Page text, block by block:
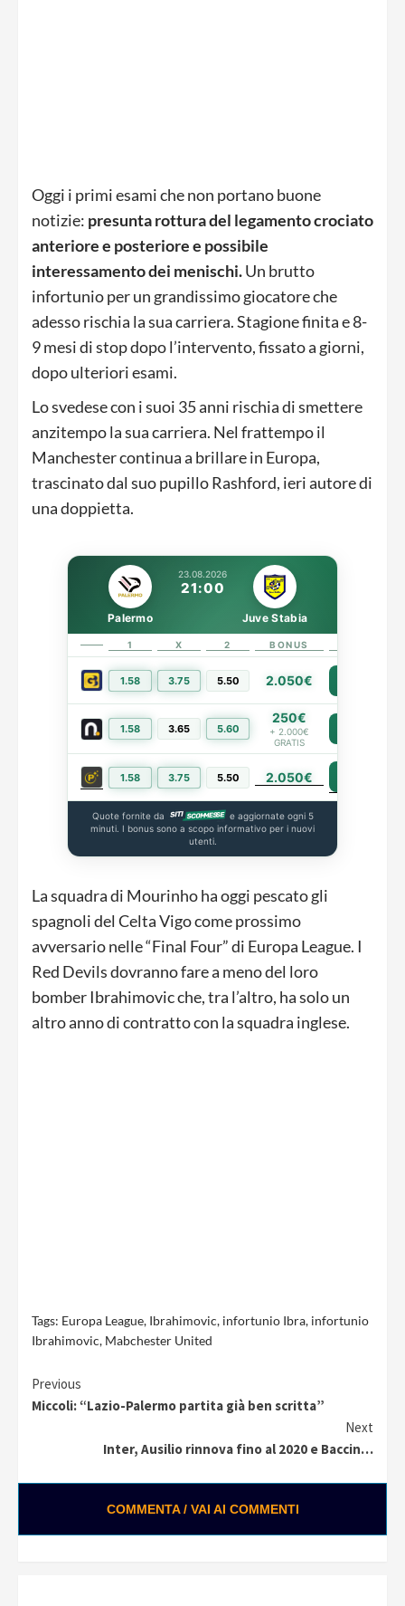
Oggi i primi esami che non portano buone
notizie: presunta rottura del legamento crociato
anteriore e posteriore e possibile
interessamento dei menischi.Un brutto
infortunio per un grandissimo giocatore che
adesso rischia la sua carriera. Stagione finita e 8-
9 mesi di stop dopo l’intervento, fissato a giorni,
dopo ulteriori esami.
Lo svedese con i suoi 35 anni rischia di smettere
anzitempo la sua carriera. Nel frattempo il
Manchester continua a brillare in Europa,
trascinato dal suo pupillo Rashford, ieri autore di
una doppietta.
23.08.2026
21:00
Palermo Juve Stabia
1 X 2 BONUS
1.58 3.75 5.50 2.050€
1.58 3.65 5.60
250€
+ 2.000€
GRATIS
1.58 3.75 5.50 2.050€
Quote fornite da
e aggiornate ogni 5
minuti. I bonus sono a scopo informativo per i nuovi
utenti.
La squadra di Mourinho ha oggi pescato gli
spagnoli del Celta Vigo come prossimo
avversario nelle “Final Four” di Europa League. I
Red Devils dovranno fare a meno del loro
bomber Ibrahimovic che, tra l’altro, ha solo un
altro anno di contratto con la squadra inglese.
Tags: Europa League, Ibrahimovic, infortunio Ibra, infortunio
Ibrahimovic, Mabchester United
Continue
Previous
Miccoli: “Lazio-Palermo partita già ben scritta”
Next
Inter, Ausilio rinnova fino al 2020 e Baccin…
COMMENTA / VAI AI COMMENTI